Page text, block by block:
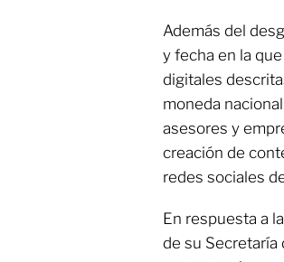
Además del
y fecha en la
digitales
moneda
asesores y
creación de
redes sociales
En respuesta a
de su Secretaría